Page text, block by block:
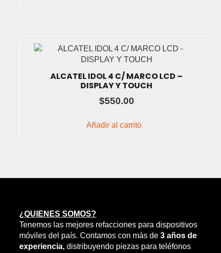
ALCATEL IDOL 4 C/ MARCO LCD –
DISPLAY Y TOUCH
$550.00
Añadir al carrito
¿QUIENES SOMOS?
Tenemos las mejores refacciones para dispositivos
móviles del país. Contamos con más de 3 años de
experiencia, distribuyendo piezas para teléfonos